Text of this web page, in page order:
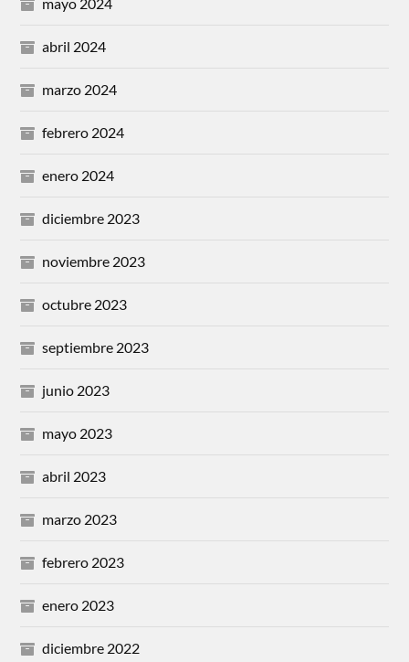
abril 2024
marzo 2024
febrero 2024
enero 2024
diciembre 2023
noviembre 2023
octubre 2023
septiembre 2023
junio 2023
mayo 2023
abril 2023
marzo 2023
febrero 2023
enero 2023
diciembre 2022